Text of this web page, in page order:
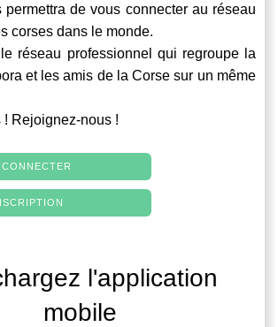
permettra de vous connecter au réseau
corses dans le monde.
réseau professionnel qui regroupe la
et les amis de la Corse sur un même
! Rejoignez-nous !
l'application
mobile